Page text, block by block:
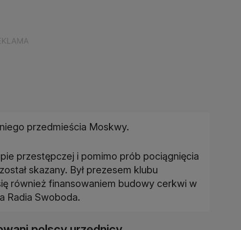
przedmieścia Moskwy.
przestępczej i pomimo prób pociągnięcia
skazany. Był prezesem klubu
również finansowaniem budowy cerkwi w
Radia Swoboda.